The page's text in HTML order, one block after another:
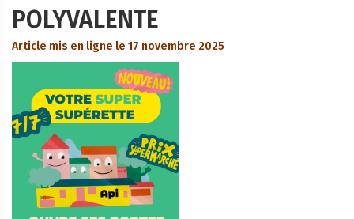
POLYVALENTE
Article mis en ligne le 17 novembre 2025